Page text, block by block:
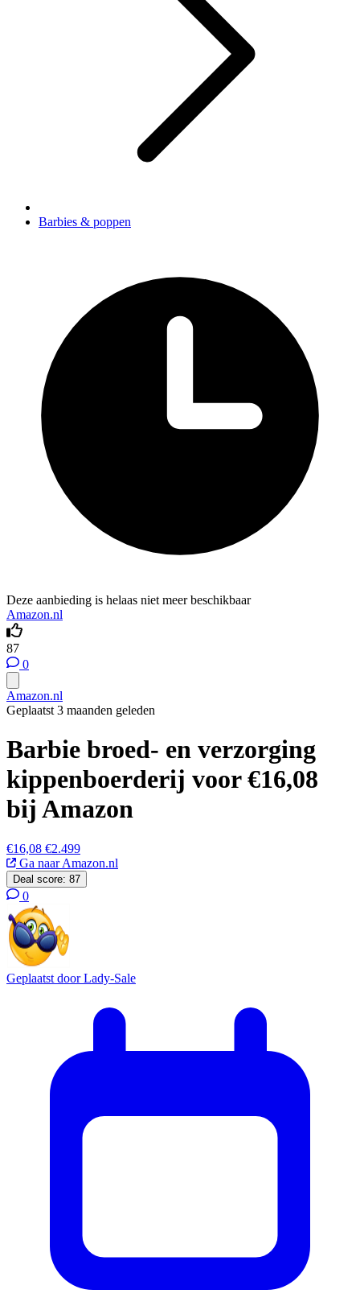
Barbies & poppen
Deze aanbieding is helaas niet meer beschikbaar
Amazon.nl
87
0
Amazon.nl
Geplaatst 3 maanden geleden
Barbie broed- en verzorging
kippenboerderij voor €16,08
bij Amazon
€16,08 €2.499
Ga naar Amazon.nl
Deal score: 87
0
Geplaatst doorLady-Sale